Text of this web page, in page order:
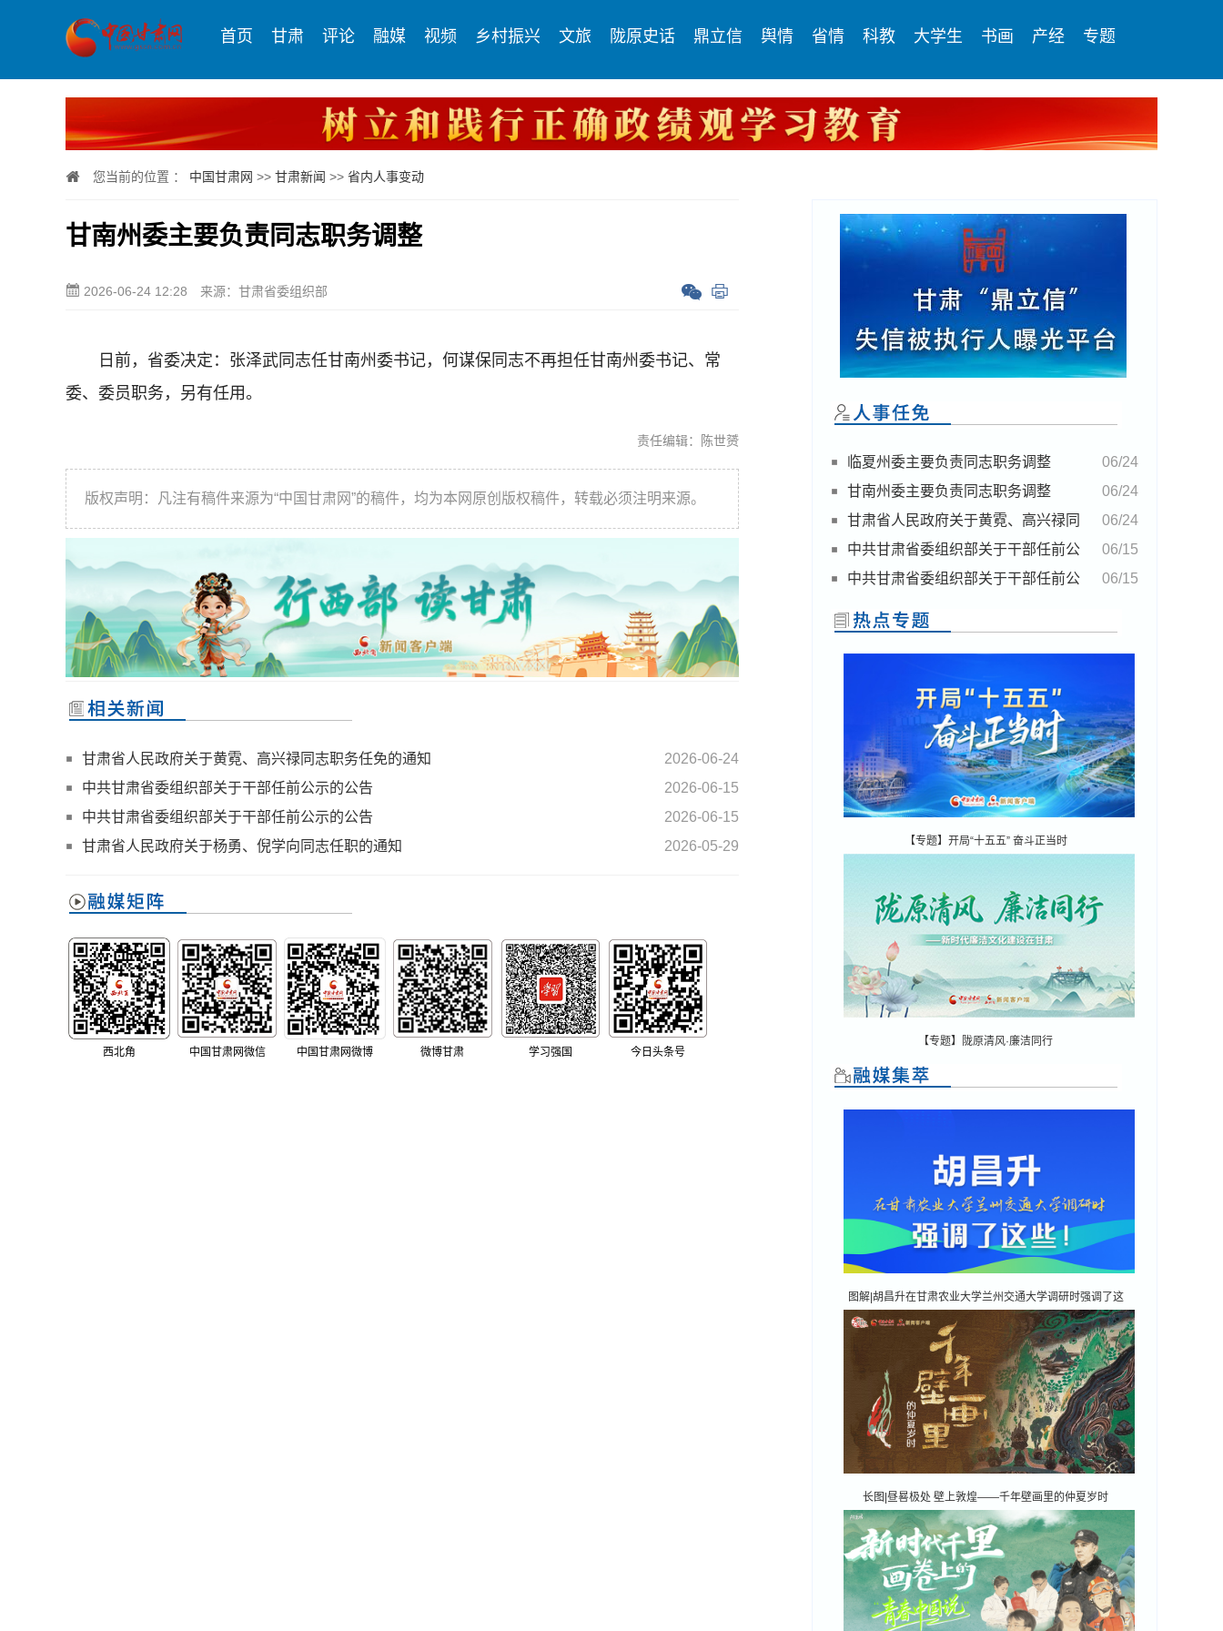
首页 甘肃 评论 融媒 视频 乡村振兴 文旅 陇原史话 鼎立信 舆情 省情 科教 大学生 书画 产经 专题
您当前的位置 ： 中国甘肃网 >> 甘肃新闻 >> 省内人事变动
甘南州委主要负责同志职务调整
2026-06-24 12:28 来源：甘肃省委组织部
日前，省委决定：张泽武同志任甘南州委书记，何谋保同志不再担任甘南州委书记、常
委、委员职务，另有任用。
责任编辑：陈世赟
版权声明：凡注有稿件来源为“中国甘肃网”的稿件，均为本网原创版权稿件，转载必须注明来源。
2026-06-24
甘肃省人民政府关于黄霓、高兴禄同志职务任免的通知
2026-06-15
中共甘肃省委组织部关于干部任前公示的公告
2026-06-15
中共甘肃省委组织部关于干部任前公示的公告
2026-05-29
甘肃省人民政府关于杨勇、倪学向同志任职的通知
西北角 中国甘肃网微信 中国甘肃网微博 微博甘肃 学习强国 今日头条号
06/24
临夏州委主要负责同志职务调整
06/24
甘南州委主要负责同志职务调整
06/24
甘肃省人民政府关于黄霓、高兴禄同
志职务任免的通知
06/15
中共甘肃省委组织部关于干部任前公
示的公告
06/15
中共甘肃省委组织部关于干部任前公
示的公告
【专题】开局“十五五” 奋斗正当时
【专题】陇原清风·廉洁同行
图解|胡昌升在甘肃农业大学兰州交通大学调研时强调了这
长图|昼晷极处 壁上敦煌——千年壁画里的仲夏岁时